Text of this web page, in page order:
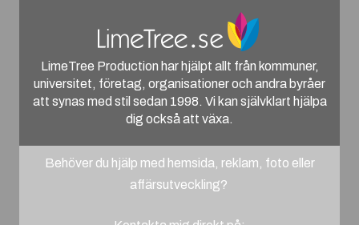
LimeTree Production har hjälpt allt från kommuner,
universitet, företag, organisationer och andra byråer
att synas med stil sedan 1998. Vi kan självklart hjälpa
dig också att växa.
Behöver du hjälp med hemsida, reklam, foto eller
affärsutveckling?